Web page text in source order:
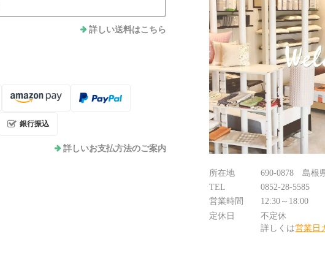
詳しい送料はこちら
銀行振込
詳しいお支払方法のご案内
所在地
690-0878 島根
TEL
0852-28-5585
営業時間
12:30～18:00
定休日
不定休
詳しくは営業日